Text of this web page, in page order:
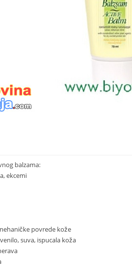
balzama:
ekcemi
povrede kože
suva, ispucala koža